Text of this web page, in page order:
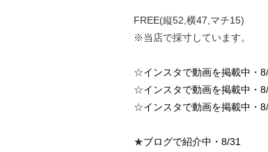
FREE(縦52,横47,マチ15)
※当店で採寸しています。
☆インスタで動画を掲載中・
☆インスタで動画を掲載中・
☆インスタで動画を掲載中・
★ブログで紹介中・8/31